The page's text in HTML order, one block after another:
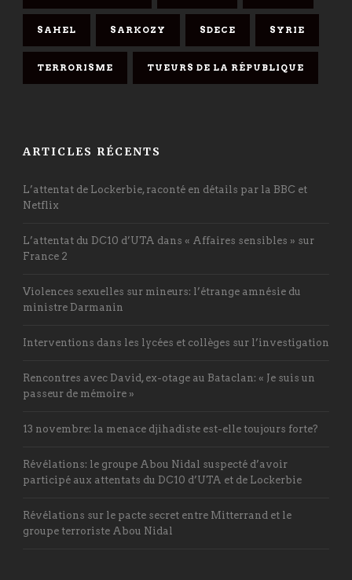
SAHEL SARKOZY SDECE SYRIE
TERRORISME TUEURS DE LA RÉPUBLIQUE
ARTICLES RÉCENTS
L’attentat de Lockerbie, raconté en détails par la BBC et
Netflix
L’attentat du DC10 d’UTA dans « Affaires sensibles » sur
France 2
Violences sexuelles sur mineurs: l’étrange amnésie du
ministre Darmanin
Interventions dans les lycées et collèges sur l’investigation
Rencontres avec David, ex-otage au Bataclan: « Je suis un
passeur de mémoire »
13 novembre: la menace djihadiste est-elle toujours forte?
Révélations: le groupe Abou Nidal suspecté d’avoir
participé aux attentats du DC10 d’UTA et de Lockerbie
Révélations sur le pacte secret entre Mitterrand et le
groupe terroriste Abou Nidal